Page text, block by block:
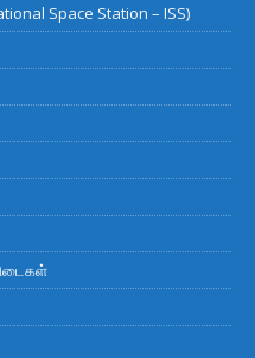
Space Station – ISS)